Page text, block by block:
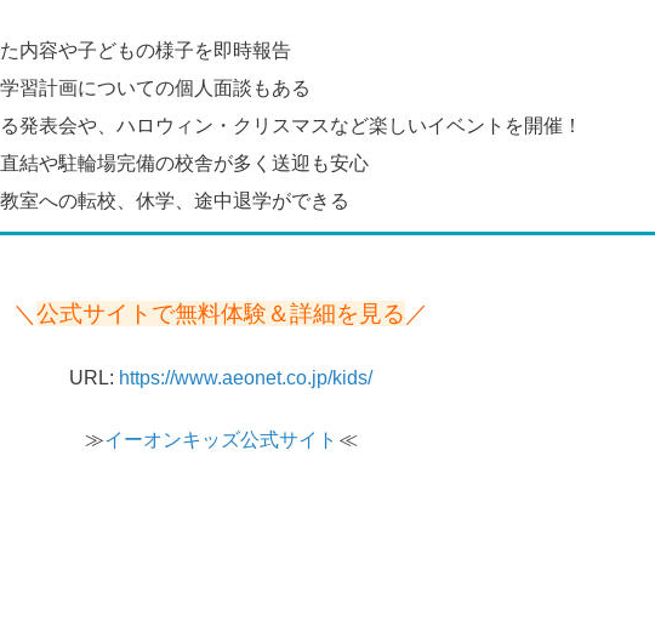
内容や子どもの様子を即時報告
習計画についての個人面談もある
発表会や、ハロウィン・クリスマスなど楽しいイベントを開催！
結や駐輪場完備の校舎が多く送迎も安心
室への転校、休学、途中退学ができる
＼公式サイトで無料体験＆詳細を見る ／
URL: https://www.aeonet.co.jp/kids/
≫イーオンキッズ公式サイト ≪